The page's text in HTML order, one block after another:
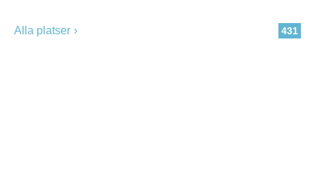
431
Alla platser